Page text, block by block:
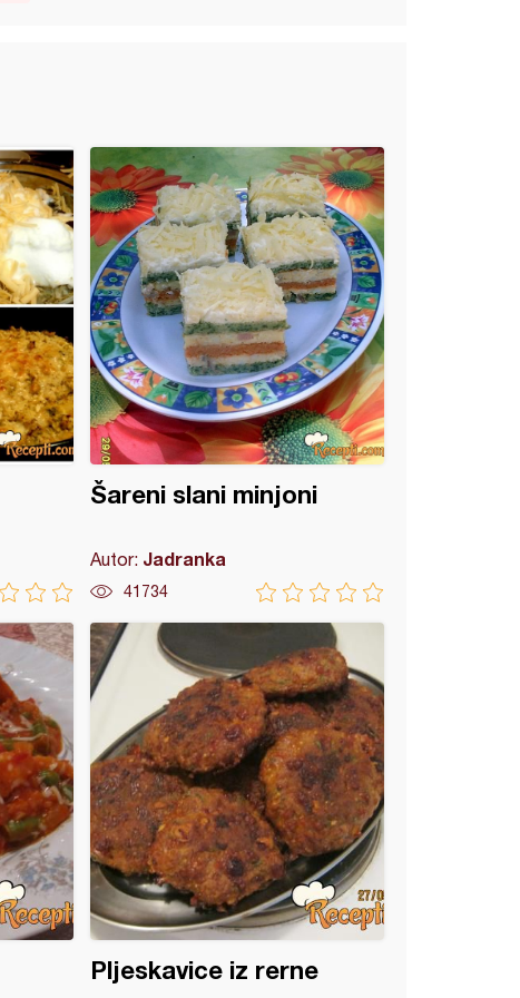
Šareni slani minjoni
Autor: Jadranka
41734
Pljeskavice iz rerne